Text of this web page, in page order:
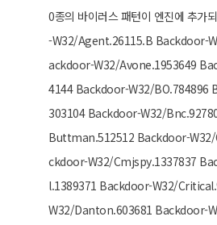
0종의 바이러스 패턴이 엔진에 추가
-W32/Agent.26115.B Backdoor-
ackdoor-W32/Avone.1953649
4144 Backdoor-W32/BO.784896
303104 Backdoor-W32/
Buttman.512512 Backdoor-
ckdoor-W32/Cmjspy.1337837
l.1389371 Backdoor-W32/
W32/Danton.603681 Backdoor-